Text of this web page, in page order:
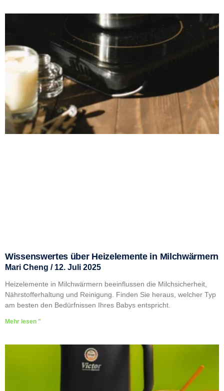
Wissenswertes über Heizelemente in Milchwärmern
Mari Cheng 12. Juli 2025
Heizelemente in Milchwärmern beeinflussen die Milchsicherheit,
Nährstofferhaltung und Reinigung. Finden Sie heraus, welcher Typ
am besten den Bedürfnissen Ihres Babys entspricht.
Mehr lesen "